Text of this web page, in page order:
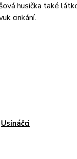
husička také
cinkání.
Usínáčci